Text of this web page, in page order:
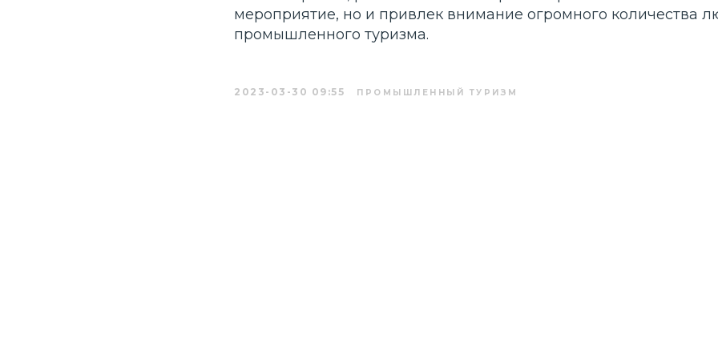
мероприятие, но и привлек внимание огромного количества
промышленного туризма.
2023-03-30 09:55 ПРОМЫШЛЕННЫЙ ТУРИЗМ